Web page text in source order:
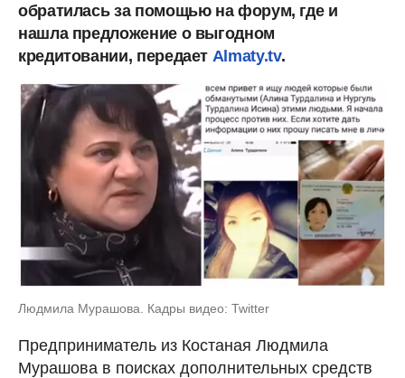
обратилась за помощью на форум, где и
нашла предложение о выгодном
кредитовании, передает Almaty.tv.
Людмила Мурашова. Кадры видео: Twitter
Предприниматель из Костаная Людмила
Мурашова в поисках дополнительных средств